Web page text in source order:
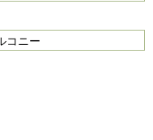
コニー